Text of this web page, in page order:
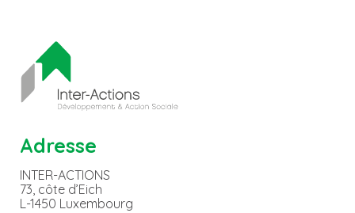
Adresse
INTER-ACTIONS
73, côte d’Eich
L-1450 Luxembourg